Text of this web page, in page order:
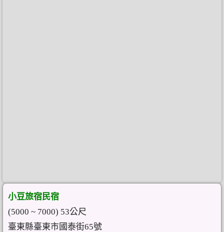
小豆旅宿民宿
(5000 ~ 7000) 53公尺
臺東縣臺東市國泰街65號